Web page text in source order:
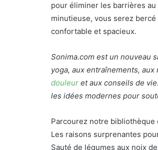
pour éliminer les barrières
minutieuse, vous serez
confortable et spacieux.
Sonima.com est un nouveau
yoga, aux entraînements,
douleur et aux conseils de
les idées modernes pour
Parcourez notre bibliothèque
Les raisons surprenantes
Sauté de légumes aux noix